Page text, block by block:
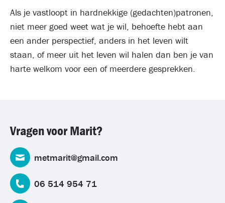
Als je vastloopt in hardnekkige (gedachten)patronen,
niet meer goed weet wat je wil, behoefte hebt aan
een ander perspectief, anders in het leven wilt
staan, of meer uit het leven wil halen dan ben je van
harte welkom voor een of meerdere gesprekken.
Vragen voor Marit?
metmarit@gmail.com
06 514 954 71